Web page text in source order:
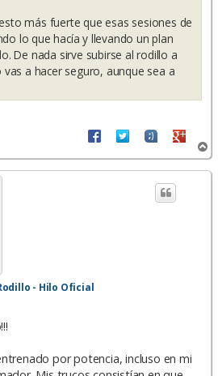
más fuerte que esas sesiones de
lo que hacía y llevando un plan
De nada sirve subirse al rodillo a
a hacer seguro, aunque sea a
r
r
- Hilo Oficial
por potencia, incluso en mi